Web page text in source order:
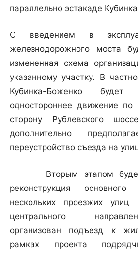
параллельно эстакаде
С введением в
железнодорожного моста
измененная схема
указанному участку. В
Кубинка-Боженко будет
одностороннее движение
сторону Рублевского
дополнительно
переустройство съезда на
Вторым этапом будет
реконструкция
нескольких проезжих улиц
центрального
организован подъезд к
рамках проекта